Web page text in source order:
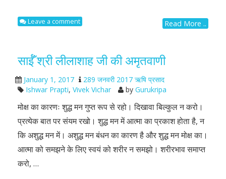
Read More ..
Leave a comment
साईँ श्री लीलाशाह जी की अमृतवाणी
January 1, 2017
289 जनवरी 2017 ऋषि प्रसाद
Ishwar Prapti, Vivek Vichar by Gurukripa
मोक्ष का कारणः शुद्ध मन गुप्त रूप से रहो। दिखावा बिल्कुल न करो।
प्रत्येक बात पर संयम रखो। शुद्ध मन में आत्मा का प्रकाश होता है, न
कि अशुद्ध मन में। अशुद्ध मन बंधन का कारण है और शुद्ध मन मोक्ष का।
आत्मा को समझने के लिए स्वयं को शरीर न समझो। शरीरभाव समाप्त
करो, …